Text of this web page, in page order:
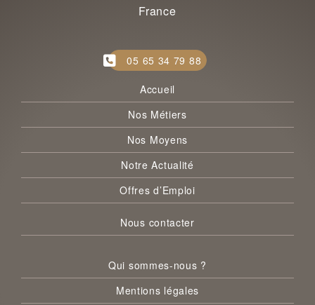
France
05 65 34 79 88
Accueil
Nos Métiers
Nos Moyens
Notre Actualité
Offres d’Emploi
Nous contacter
Qui sommes-nous ?
Mentions légales